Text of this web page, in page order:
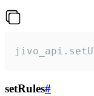
setRules#